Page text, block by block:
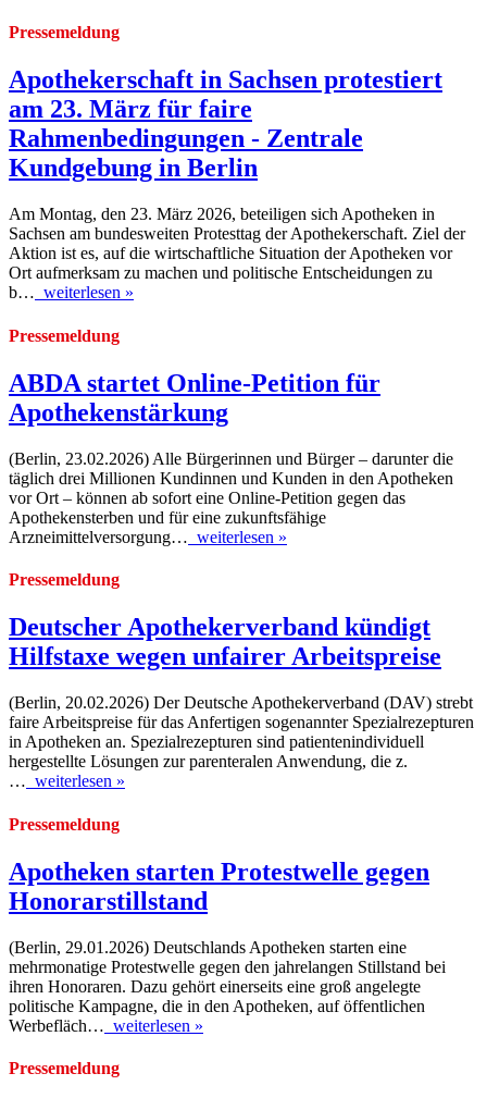
Pressemeldung
Apothekerschaft in Sachsen protestiert
am 23. März für faire
Rahmenbedingungen - Zentrale
Kundgebung in Berlin
Am Montag, den 23. März 2026, beteiligen sich Apotheken in
Sachsen am bundesweiten Protesttag der Apothekerschaft. Ziel der
Aktion ist es, auf die wirtschaftliche Situation der Apotheken vor
Ort aufmerksam zu machen und politische Entscheidungen zu
b… weiterlesen »
Pressemeldung
ABDA startet Online-Petition für
Apothekenstärkung
(Berlin, 23.02.2026) Alle Bürgerinnen und Bürger – darunter die
täglich drei Millionen Kundinnen und Kunden in den Apotheken
vor Ort – können ab sofort eine Online-Petition gegen das
Apothekensterben und für eine zukunftsfähige
Arzneimittelversorgung… weiterlesen »
Pressemeldung
Deutscher Apothekerverband kündigt
Hilfstaxe wegen unfairer Arbeitspreise
(Berlin, 20.02.2026) Der Deutsche Apothekerverband (DAV) strebt
faire Arbeitspreise für das Anfertigen sogenannter Spezialrezepturen
in Apotheken an. Spezialrezepturen sind patientenindividuell
hergestellte Lösungen zur parenteralen Anwendung, die z.
… weiterlesen »
Pressemeldung
Apotheken starten Protestwelle gegen
Honorarstillstand
(Berlin, 29.01.2026) Deutschlands Apotheken starten eine
mehrmonatige Protestwelle gegen den jahrelangen Stillstand bei
ihren Honoraren. Dazu gehört einerseits eine groß angelegte
politische Kampagne, die in den Apotheken, auf öffentlichen
Werbefläch… weiterlesen »
Pressemeldung